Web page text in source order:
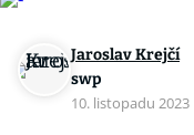
Jaroslav Krejčí
swp
10. listopadu 2023